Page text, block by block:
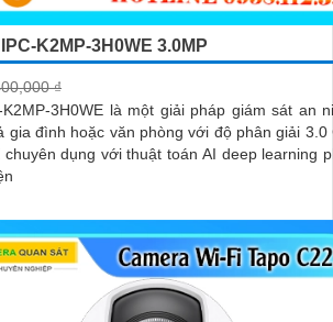
K2MP-3H0WE 3.0MP
₫
3H0WE là một giải pháp giám sát an
gia đình hoặc văn phòng với độ phân giải 3.0
chuyên dụng với thuật toán AI deep learning